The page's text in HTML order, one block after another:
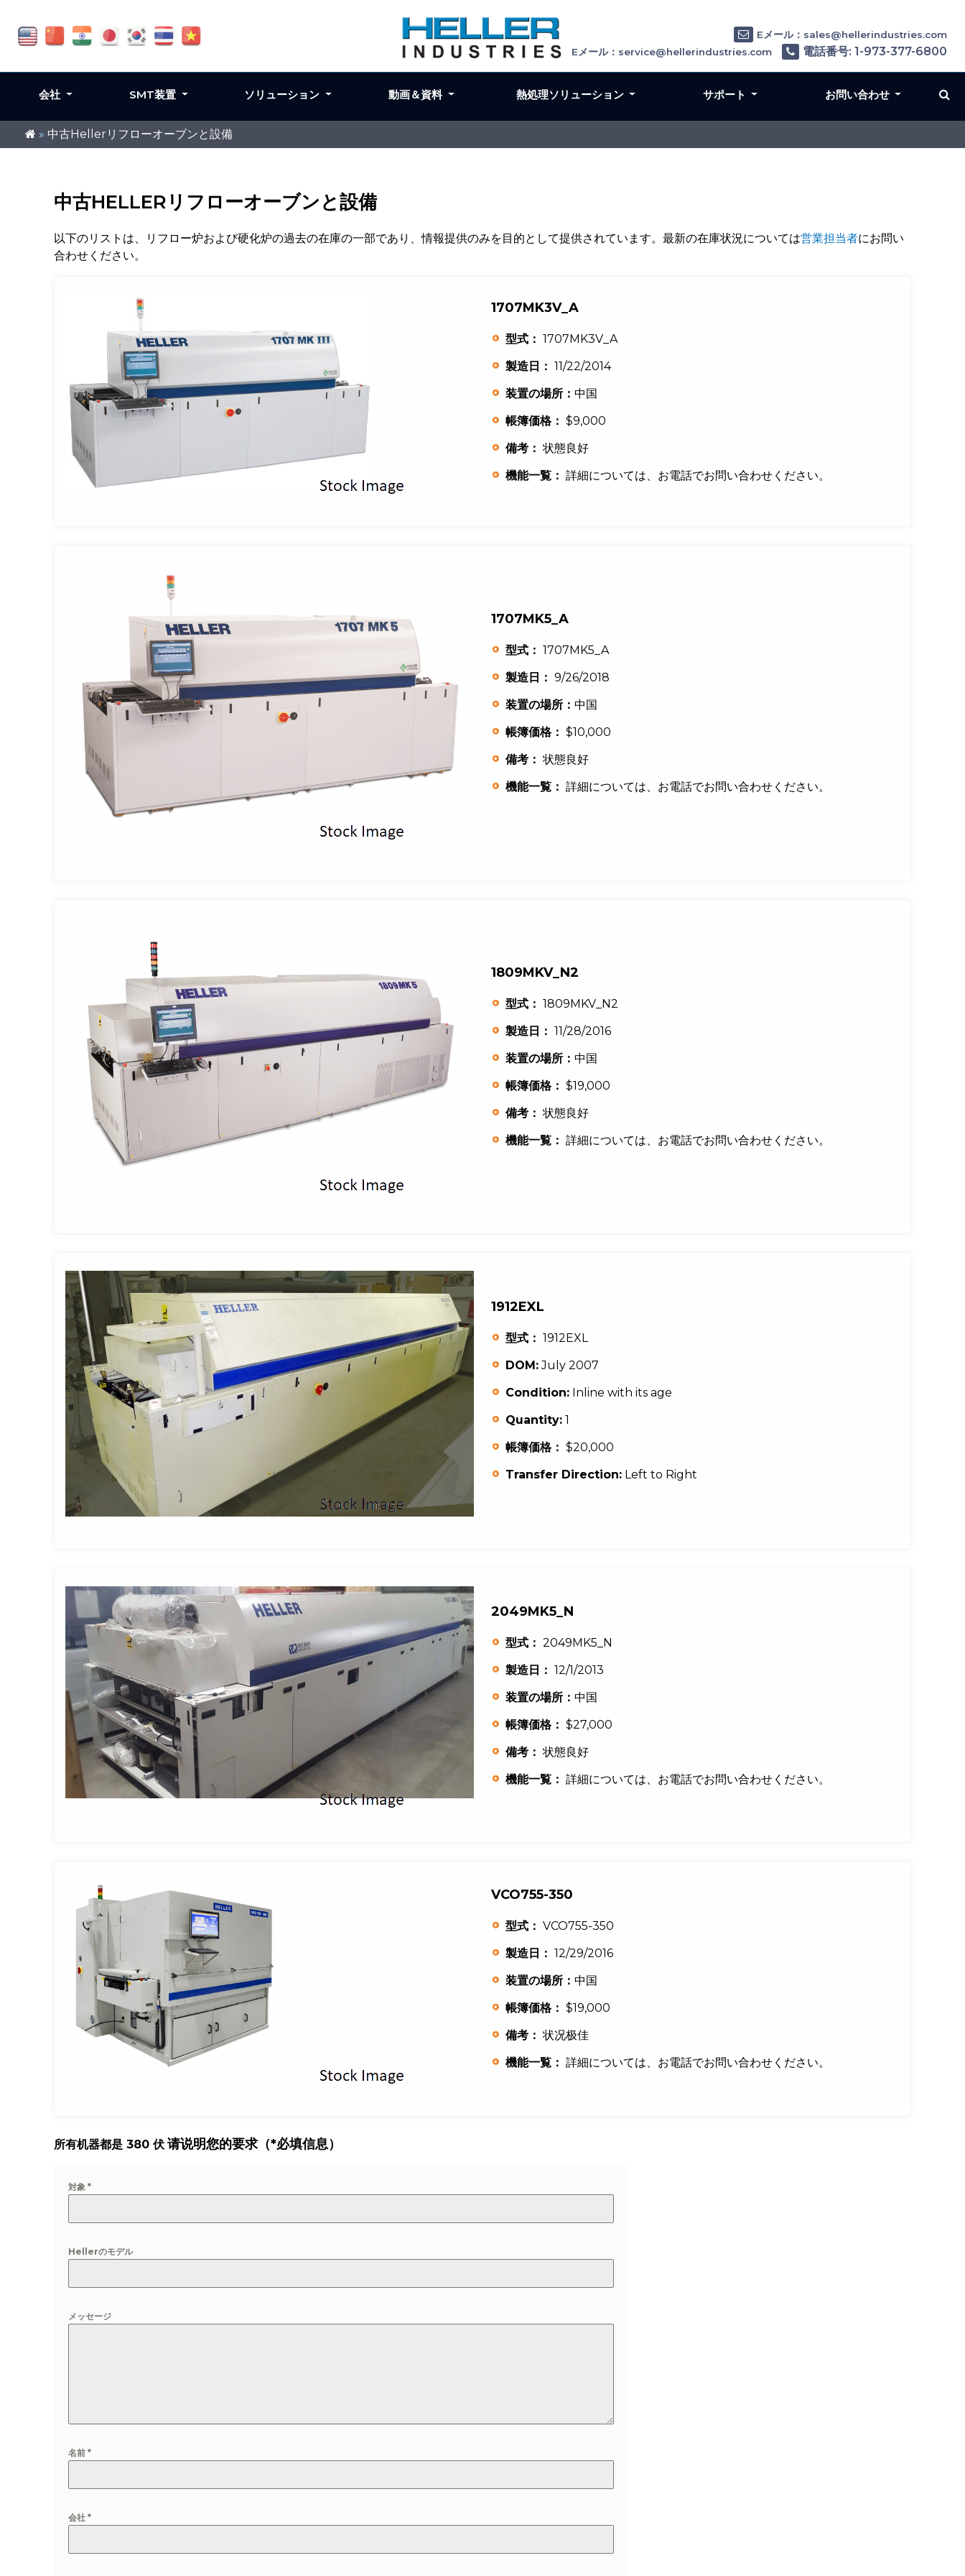
» 中古Hellerリフローオーブンと設備
中古HELLERリフローオーブンと設備
以下のリストは、リフロー炉および硬化炉の過去の在庫の一部であり、情報提供のみを目的として提供されています。最新の在庫状況については営業担当者にお問い
合わせください。
1707MK3V_A
型式： 1707MK3V_A
製造日： 11/22/2014
装置の場所： 中国
帳簿価格： $9,000
備考： 状態良好
機能一覧： 詳細については、お電話でお問い合わせください。
1707MK5_A
型式： 1707MK5_A
製造日： 9/26/2018
装置の場所： 中国
帳簿価格： $10,000
備考： 状態良好
機能一覧： 詳細については、お電話でお問い合わせください。
1809MKV_N2
型式： 1809MKV_N2
製造日： 11/28/2016
装置の場所： 中国
帳簿価格： $19,000
備考： 状態良好
機能一覧： 詳細については、お電話でお問い合わせください。
1912EXL
型式： 1912EXL
DOM:July 2007
Condition:Inline with its age
Quantity:1
帳簿価格： $20,000
Transfer Direction:Left to Right
2049MK5_N
型式： 2049MK5_N
製造日： 12/1/2013
装置の場所： 中国
帳簿価格： $27,000
備考： 状態良好
機能一覧： 詳細については、お電話でお問い合わせください。
VCO755-350
型式： VCO755-350
製造日： 12/29/2016
装置の場所： 中国
帳簿価格： $19,000
備考： 状况极佳
機能一覧： 詳細については、お電話でお問い合わせください。
所有机器都是 380 伏 请说明您的要求（*必填信息）
対象 *
Hellerのモデル
メッセージ
名前 *
会社 *
Eメール：sales@hellerindustries.com
Eメール：service@hellerindustries.com
電話番号: 1-973-377-6800
会社 SMT装置 ソリューション 動画＆資料 熱処理ソリューション サポート お問い合わせ